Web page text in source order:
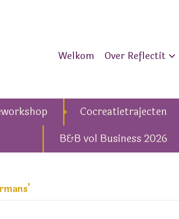
Welkom Over Reflectit
Cocreatietrajecten
B&B vol Business 2026